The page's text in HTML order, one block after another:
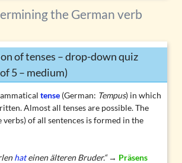
the German verb
of tenses – drop-down quiz
5 – medium)
tense(German: Tempus) in which
Almost all tenses are possible. The
verbs) of all sentences is formed in the
hateinen älteren Bruder.“→ Präsens